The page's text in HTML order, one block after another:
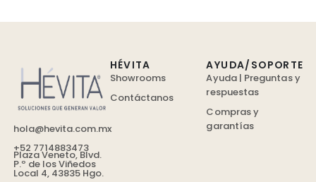
hola@hevita.com.mx
+52 7714883473
Plaza Veneto, Blvd.
P.º de los Viñedos
Local 4, 43835 Hgo.
HÉVITA
Showrooms
Contáctanos
AYUDA/SOPORTE
Ayuda | Preguntas y
respuestas
Compras y
garantías